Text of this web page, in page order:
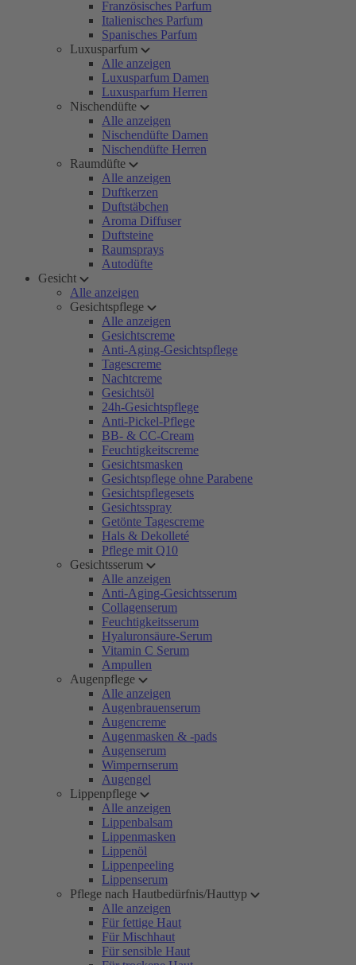
Französisches Parfum
Italienisches Parfum
Spanisches Parfum
Luxusparfum
Alle anzeigen
Luxusparfum Damen
Luxusparfum Herren
Nischendüfte
Alle anzeigen
Nischendüfte Damen
Nischendüfte Herren
Raumdüfte
Alle anzeigen
Duftkerzen
Duftstäbchen
Aroma Diffuser
Duftsteine
Raumsprays
Autodüfte
Gesicht
Alle anzeigen
Gesichtspflege
Alle anzeigen
Gesichtscreme
Anti-Aging-Gesichtspflege
Tagescreme
Nachtcreme
Gesichtsöl
24h-Gesichtspflege
Anti-Pickel-Pflege
BB- & CC-Cream
Feuchtigkeitscreme
Gesichtsmasken
Gesichtspflege ohne Parabene
Gesichtspflegesets
Gesichtsspray
Getönte Tagescreme
Hals & Dekolleté
Pflege mit Q10
Gesichtsserum
Alle anzeigen
Anti-Aging-Gesichtsserum
Collagenserum
Feuchtigkeitsserum
Hyaluronsäure-Serum
Vitamin C Serum
Ampullen
Augenpflege
Alle anzeigen
Augenbrauenserum
Augencreme
Augenmasken & -pads
Augenserum
Wimpernserum
Augengel
Lippenpflege
Alle anzeigen
Lippenbalsam
Lippenmasken
Lippenöl
Lippenpeeling
Lippenserum
Pflege nach Hautbedürfnis/Hauttyp
Alle anzeigen
Für fettige Haut
Für Mischhaut
Für sensible Haut